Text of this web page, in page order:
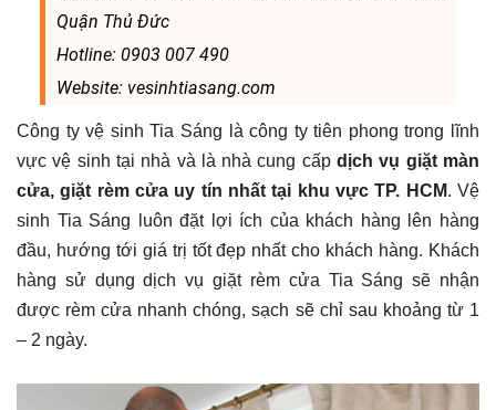
Quận Thủ Đức
Hotline: 0903 007 490
Website: vesinhtiasang.com
Công ty vệ sinh Tia Sáng là công ty tiên phong trong lĩnh
vực vệ sinh tại nhà và là nhà cung cấpdịch vụ giặt màn
cửa, giặt rèm cửa uy tín nhất tại khu vực TP. HCM. Vệ
sinh Tia Sáng luôn đặt lợi ích của khách hàng lên hàng
đầu, hướng tới giá trị tốt đẹp nhất cho khách hàng. Khách
hàng sử dụng dịch vụ giặt rèm cửa Tia Sáng sẽ nhận
được rèm cửa nhanh chóng, sạch sẽ chỉ sau khoảng từ 1
– 2 ngày.